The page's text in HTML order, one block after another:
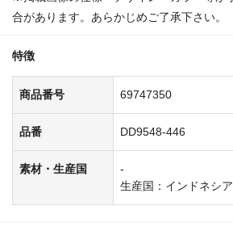
合があります。あらかじめご了承下さい。
特徴
商品番号 69747350
品番 DD9548-446
素材・生産国
-
生産国：インドネシア